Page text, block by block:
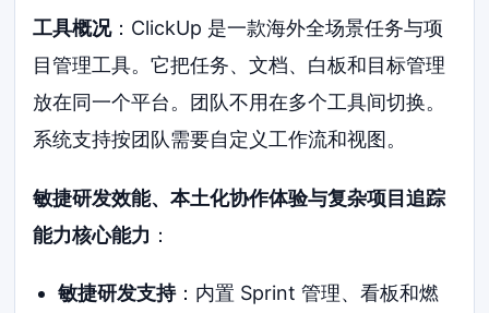
工具概况：ClickUp 是一款海外全场景任务与项
目管理工具。它把任务、文档、白板和目标管理
放在同一个平台。团队不用在多个工具间切换。
系统支持按团队需要自定义工作流和视图。
敏捷研发效能、本土化协作体验与复杂项目追踪
能力核心能力 ：
敏捷研发支持：内置 Sprint 管理、看板和燃